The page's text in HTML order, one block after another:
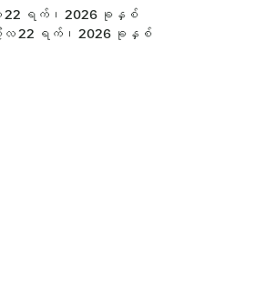
22 ရက်၊ 2026 ခုနှစ်
လ 22 ရက်၊ 2026 ခုနှစ်